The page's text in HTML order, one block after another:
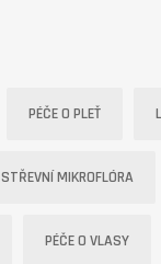
PÉČE O PLEŤ
STŘEVNÍ MIKROFLÓRA
PÉČE O VLASY